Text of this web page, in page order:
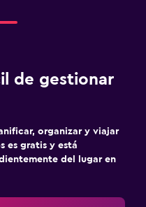
de gestionar
organizar y viajar
es gratis y está
del lugar en